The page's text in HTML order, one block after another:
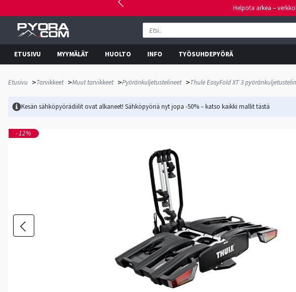
Helpota arkea –
ETUSIVU MYYMÄLÄT HUOLTO INFO TYÖSUHDEPYÖRÄ
Etusivu >Tarvikkeet >Muut tarvikkeet >Pyöränkuljetustelineet >Thule EasyFold XT 3
Kesän sähköpyörädiilit ovat alkaneet! Sähköpyöriä nyt jopa -50% – katso kaikki mallittästä
-12%